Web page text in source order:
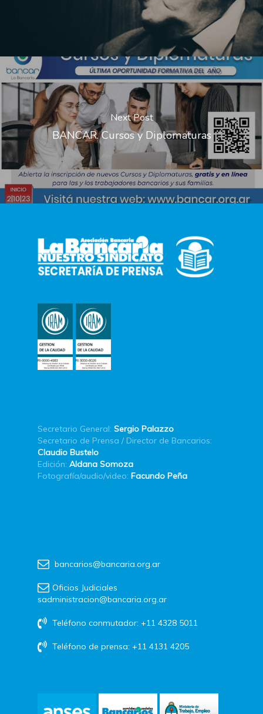
Next Post
BANCAR. Cursos y Diplomaturas
Secretario General: Sergio Palazzo
Secretario de Prensa / Director de Bancarios:
Claudio Bustelo
Edición: Aldana Somoza
Fotografía/audio/video: Facundo Peña
bancarios@bancaria.org.ar
Oficios Judiciales
sadministracion@bancaria.org.ar
Teléfono conmutador: +11 4328 5011
Teléfono de prensa: +11 4131 4205